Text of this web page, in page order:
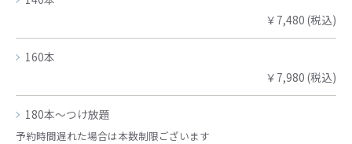
￥7,480 (税込)
160本
￥7,980 (税込)
180本～つけ放題
予約時間遅れた場合は本数制限ございます